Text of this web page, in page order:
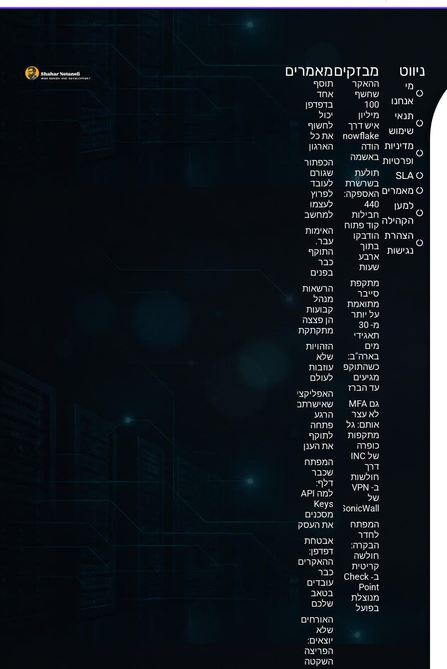
ניווט
מי
אנחנו
תנאי
שימוש
מדיניות
ופרטיות
SLA
מאמרים
למען
הקהילה
הצהרת
נגישות
מבזקים
ההאקר
שחשף
100
מיליון
איש דרך
Snowflake
הודה
באשמה
תולעת
בשרשרת
האספקה:
440
חבילות
קוד פתוח
הודבקו
בתוך
ארבע
שעות
מתקפת
סייבר
מתואמת
על יותר
מ- 30
תאגידי
מים
בארה"ב:
כשהתוקפים
מגיעים
עד הברז
גם MFA
לא עצר
אותם: גל
מתקפות
כופרה
של INC
דרך
חולשות
ב- VPN
של
SonicWall
המפתח
לחדר
הבקרה:
חולשה
קריטית
ב‑ Check
Point
מנוצלת
בפועל
מאמרים
תוסף
אחד
בדפדפן
יכול
לחשוף
את כל
הארגון
הכפתור
שגורם
לעובד
לפרוץ
לעצמו
למחשב
האימות
עבר.
התוקף
כבר
בפנים
הרשאות
מנהל
קבועות
הן פצצה
מתקתקת
הזהויות
שלא
עוזבות
לעולם
האפליקציה
שאישרתם
הרגע
פתחה
לתוקף
את הענן
המפתח
שכבר
דלף:
למה API
Keys
מסכנים
את העסק
אבטחת
דפדפן:
ההאקרים
כבר
עובדים
בטאב
שלכם
האורחים
שלא
יוצאים:
הפריצה
השקטה